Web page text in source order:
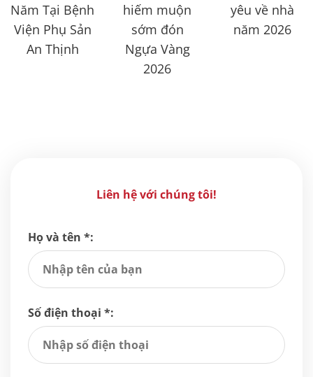
Năm Tại Bệnh
Viện Phụ Sản
An Thịnh
hiếm muộn
sớm đón
Ngựa Vàng
2026
yêu về nhà
năm 2026
Liên hệ với chúng tôi!
Họ và tên *:
Số điện thoại *: